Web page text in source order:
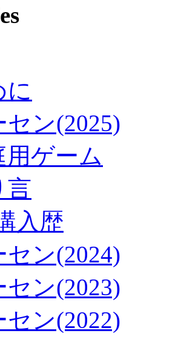
に
セン(2025)
用ゲーム
言
入歴
セン(2024)
セン(2023)
セン(2022)